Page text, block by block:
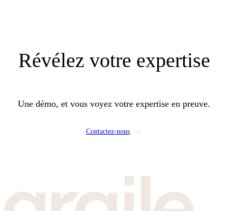
Révélez votre expertise
Une démo, et vous voyez votre expertise en preuve.
Contactez-nous